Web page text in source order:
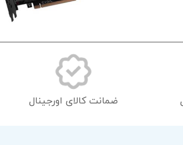
به
ضمانت کالای اورجینال